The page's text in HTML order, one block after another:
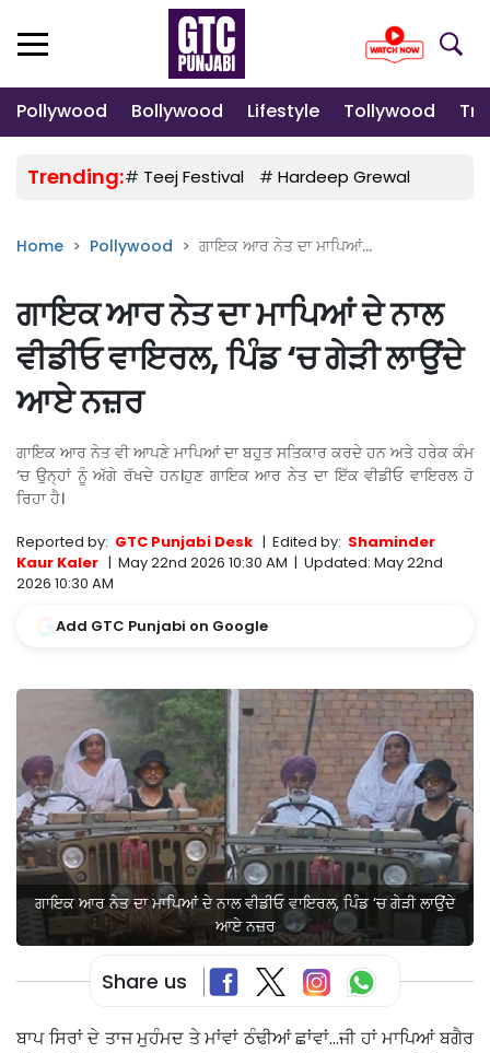
Pollywood Bollywood Lifestyle Tollywood
Trending:# Teej Festival # Hardeep Grewal
Home Pollywood ਗਾਇਕ ਆਰ ਨੇਤ ਦਾ ਮਾਪਿਆਂ...
ਗਾਇਕ ਆਰ ਨੇਤ ਦਾ ਮਾਪਿਆਂ ਦੇ ਨਾਲ
ਵੀਡੀਓ ਵਾਇਰਲ, ਪਿੰਡ ‘ਚ ਗੇੜੀ ਲਾਉਂਦੇ
ਆਏ ਨਜ਼ਰ
ਗਾਇਕ ਆਰ ਨੇਤ ਵੀ ਆਪਣੇ ਮਾਪਿਆਂ ਦਾ ਬਹੁਤ ਸਤਿਕਾਰ ਕਰਦੇ ਹਨ ਅਤੇ ਹਰੇਕ ਕੰਮ
‘ਚ ਉਨ੍ਹਾਂ ਨੂੰ ਅੱਗੇ ਰੱਖਦੇ ਹਨ।ਹੁਣ ਗਾਇਕ ਆਰ ਨੇਤ ਦਾ ਇੱਕ ਵੀਡੀਓ ਵਾਇਰਲ ਹੋ
ਰਿਹਾ ਹੈ।
Reported by: GTC Punjabi Desk | Edited by: Shaminder
Kaur Kaler | May 22nd 2026 10:30 AM | Updated: May 22nd
2026 10:30 AM
Add GTC Punjabi on Google
ਗਾਇਕ ਆਰ ਨੇਤ ਦਾ ਮਾਪਿਆਂ ਦੇ ਨਾਲ ਵੀਡੀਓ ਵਾਇਰਲ, ਪਿੰਡ ‘ਚ ਗੇੜੀ ਲਾਉਂਦੇ
ਆਏ ਨਜ਼ਰ
Share us
ਬਾਪ ਸਿਰਾਂ ਦੇ ਤਾਜ ਮੁਹੰਮਦ ਤੇ ਮਾਂਵਾਂ ਠੰਢੀਆਂ ਛਾਂਵਾਂ…ਜੀ ਹਾਂ ਮਾਪਿਆਂ ਬਗੈਰ